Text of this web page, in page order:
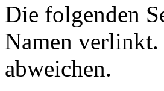
Die folgenden
Namen verlinkt.
abweichen.